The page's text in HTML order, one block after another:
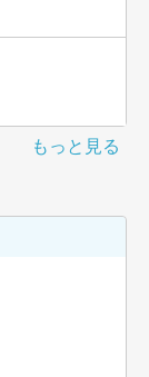
もっと見る